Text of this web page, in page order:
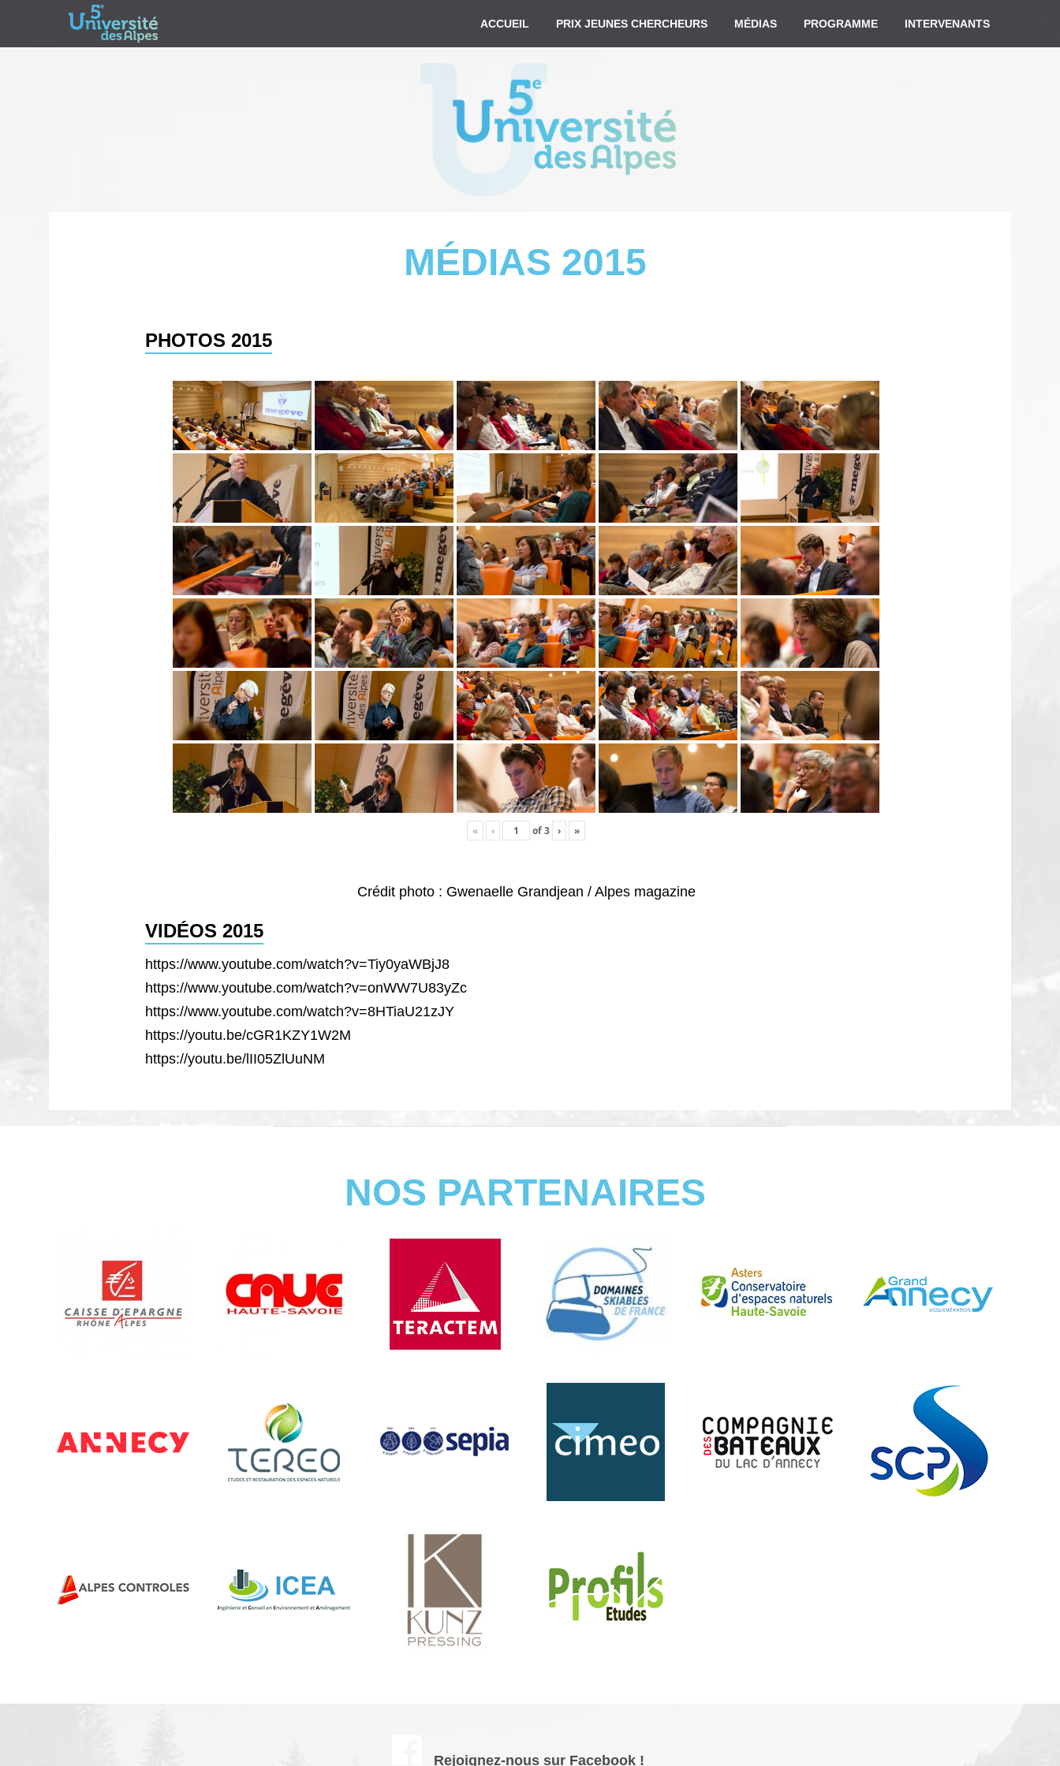
ACCUEIL PRIX JEUNES CHERCHEURS MÉDIAS PROGRAMME INTERVENANTS
MÉDIAS 2015
PHOTOS 2015
« ‹ of3 › »
Crédit photo : Gwenaelle Grandjean / Alpes magazine
VIDÉOS 2015
https://www.youtube.com/watch?v=Tiy0yaWBjJ8
https://www.youtube.com/watch?v=onWW7U83yZc
https://www.youtube.com/watch?v=8HTiaU21zJY
https://youtu.be/cGR1KZY1W2M
https://youtu.be/lII05ZlUuNM
NOS PARTENAIRES
Rejoignez-nous sur Facebook !